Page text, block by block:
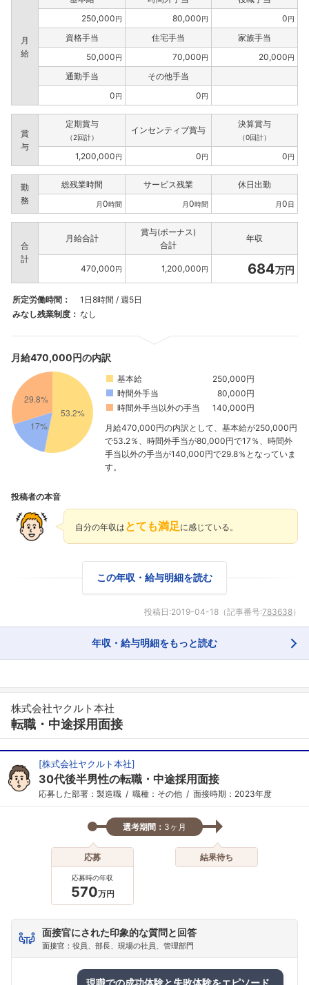
月
給
250,000円 80,000円 0円
資格手当 住宅手当
家族手当
50,000円 70,000円 20,000円
通勤手当
その他手当
0円 0円
賞
与
定期賞与
（2回計）
インセンティブ賞与
決算賞与
（0回計）
1,200,000円 0円 0円
勤
務
総残業時間 サービス残業 休日出勤
月0時間 月0時間 月0日
合
計
月給合計
賞与(ボーナス)
合計
年収
470,000円 1,200,000円 684万円
所定労働時間：
1日8時間 / 週5日
みなし残業制度： なし
月給470,000円の内訳
基本給
250,000円
時間外手当
80,000円
時間外手当以外の手当
140,000円
月給470,000円の内訳として、基本給が250,000円
で53.2％、時間外手当が80,000円で17％、時間外
手当以外の手当が140,000円で29.8％となっていま
す。
投稿者の本音
自分の年収は とても満足に感じている。
この年収・給与明細を読む
投稿日:2019-04-18 （記事番号:783638）
年収・給与明細をもっと読む
株式会社ヤクルト本社
転職・中途採用面接
[株式会社ヤクルト本社]
30代後半男性の転職・中途採用面接
応募した部署：製造職 職種：その他 面接時期：2023年度
選考期間： 3ヶ月
応募
応募時の年収
570万円
結果待ち
面接官にされた印象的な質問と回答
面接官：役員、部長、現場の社員、管理部門
現職での成功体験と失敗体験をエピソード